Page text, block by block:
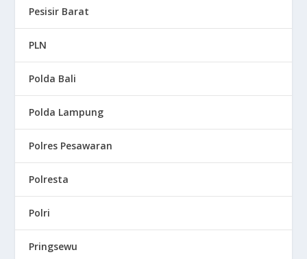
Pesisir Barat
PLN
Polda Bali
Polda Lampung
Polres Pesawaran
Polresta
Polri
Pringsewu